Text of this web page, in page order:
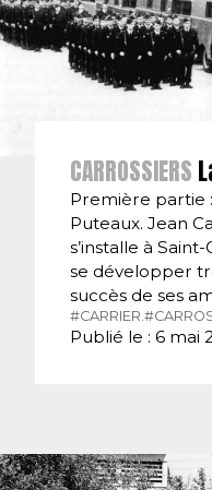
CARROSSIERS
Première partie
Puteaux. Jean
s’installe à
se développer
succès de ses
#CARRIER.
Publié le : 6 mai